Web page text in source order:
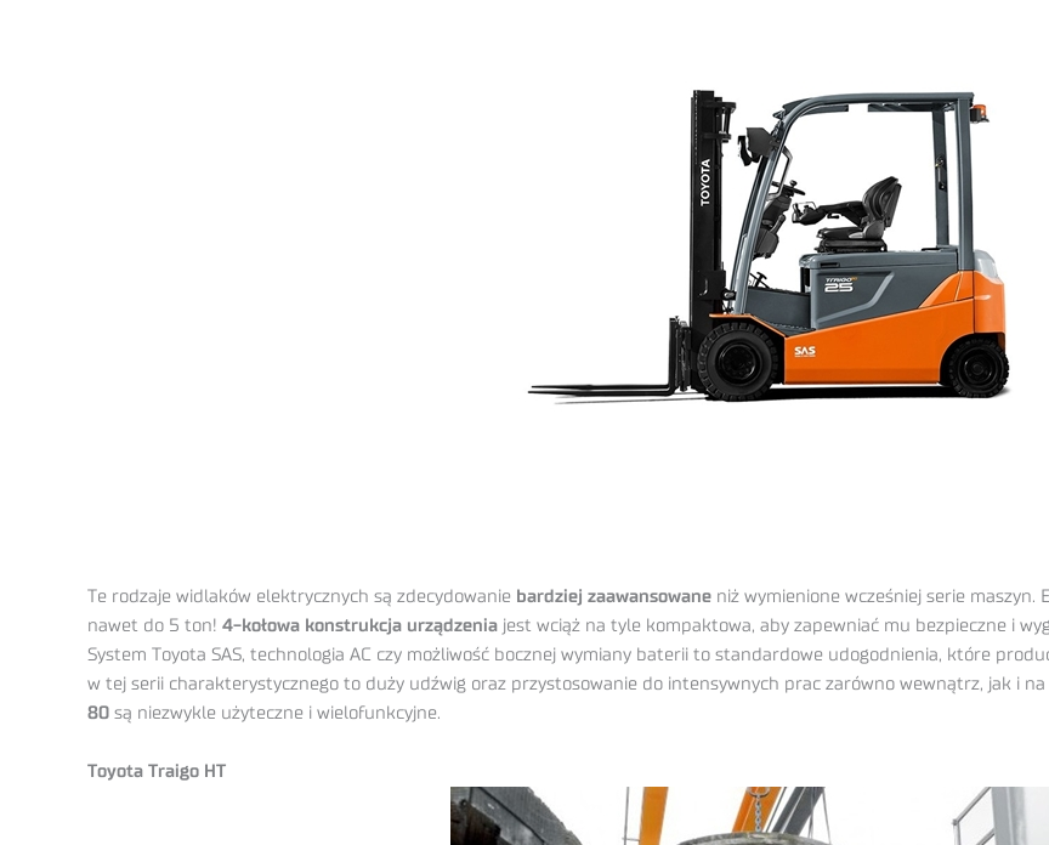
Te rodzaje widlaków elektrycznych są zdecydowanie bardziej zaawansowane niż wymienione wcześniej serie
nawet do 5 ton! 4-kołowa konstrukcja urządzenia jest wciąż na tyle kompaktowa, aby zapewniać mu bezpieczne i
System Toyota SAS, technologia AC czy możliwość bocznej wymiany baterii to standardowe udogodnienia, które
w tej serii charakterystycznego to duży udźwig oraz przystosowanie do intensywnych prac zarówno wewnątrz, jak i
80 są niezwykle użyteczne i wielofunkcyjne.
Toyota Traigo HT